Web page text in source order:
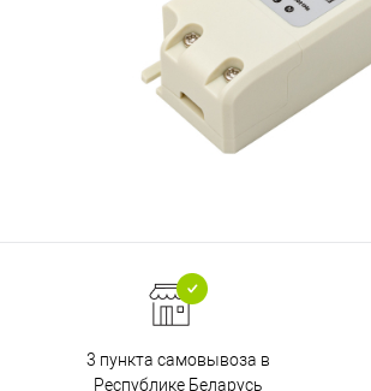
3 пункта самовывоза в
Республике Беларусь